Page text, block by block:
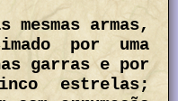
armas,
por uma
garras e por
estrelas;